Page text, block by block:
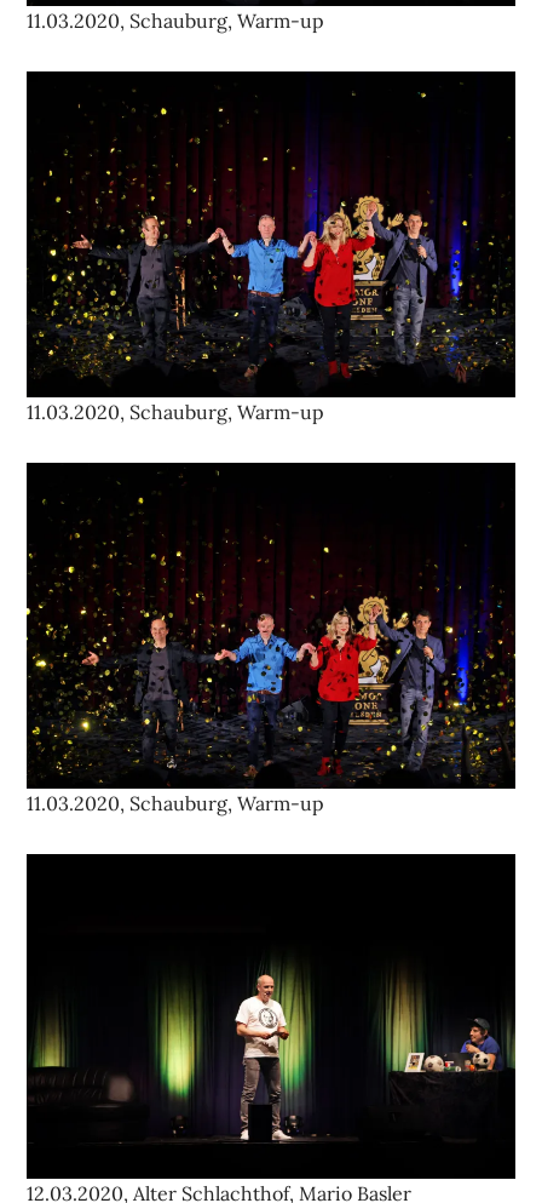
11.03.2020, Schauburg, Warm-up
11.03.2020, Schauburg, Warm-up
11.03.2020, Schauburg, Warm-up
12.03.2020, Alter Schlachthof, Mario Basler